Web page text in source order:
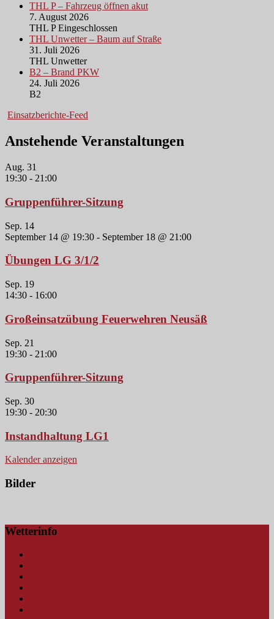
THL P – Fahrzeug öffnen akut
7. August 2026
THL P Eingeschlossen
THL Unwetter – Baum auf Straße
31. Juli 2026
THL Unwetter
B2 – Brand PKW
24. Juli 2026
B2
Einsatzberichte-Feed
Anstehende Veranstaltungen
Aug. 31
19:30 - 21:00
Gruppenführer-Sitzung
Sep. 14
September 14 @ 19:30 - September 18 @ 21:00
Übungen LG 3/1/2
Sep. 19
14:30 - 16:00
Großeinsatzübung Feuerwehren Neusäß
Sep. 21
19:30 - 21:00
Gruppenführer-Sitzung
Sep. 30
19:30 - 20:30
Instandhaltung LG1
Kalender anzeigen
Bilder
Wetterinfo